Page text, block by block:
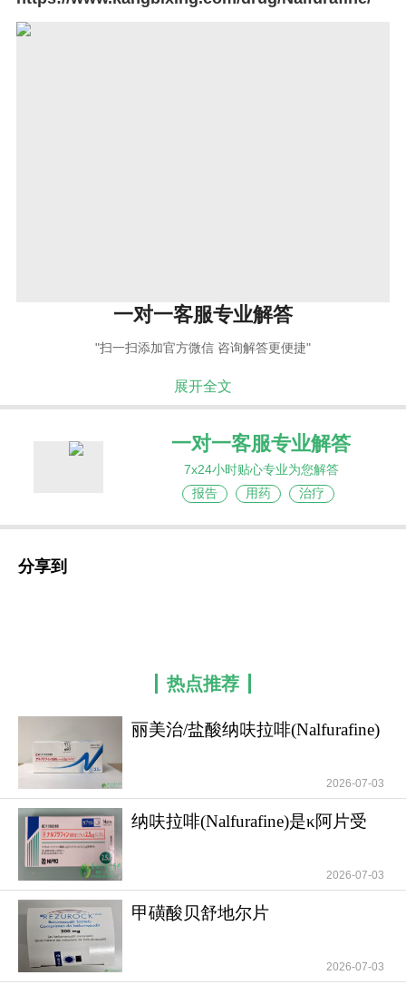
一对一客服专业解答
"扫一扫添加官方微信 咨询解答更便捷"
展开全文
一对一客服专业解答
7x24小时贴心专业为您解答
报告
用药 治疗
分享到
热点推荐
丽美治/盐酸纳呋拉啡(Nalfurafine)
2026-07-03
纳呋拉啡(Nalfurafine)是κ阿片受
2026-07-03
甲磺酸贝舒地尔片
2026-07-03